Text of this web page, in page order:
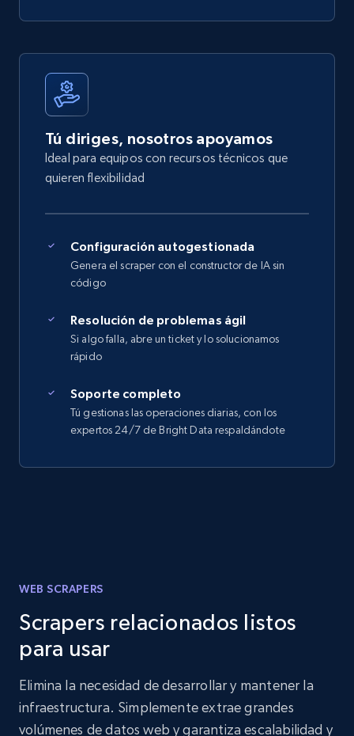
Tú diriges, nosotros apoyamos
Ideal para equipos con recursos técnicos que
quieren flexibilidad
Configuración autogestionada
Genera el scraper con el constructor de IA sin
código
Resolución de problemas ágil
Si algo falla, abre un ticket y lo solucionamos
rápido
Soporte completo
Tú gestionas las operaciones diarias, con los
expertos 24/7 de Bright Data respaldándote
WEB SCRAPERS
Scrapers relacionados listos
para usar
Elimina la necesidad de desarrollar y mantener la
infraestructura. Simplemente extrae grandes
volúmenes de datos web y garantiza escalabilidad y